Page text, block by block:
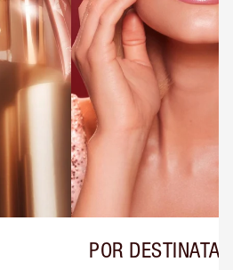
POR